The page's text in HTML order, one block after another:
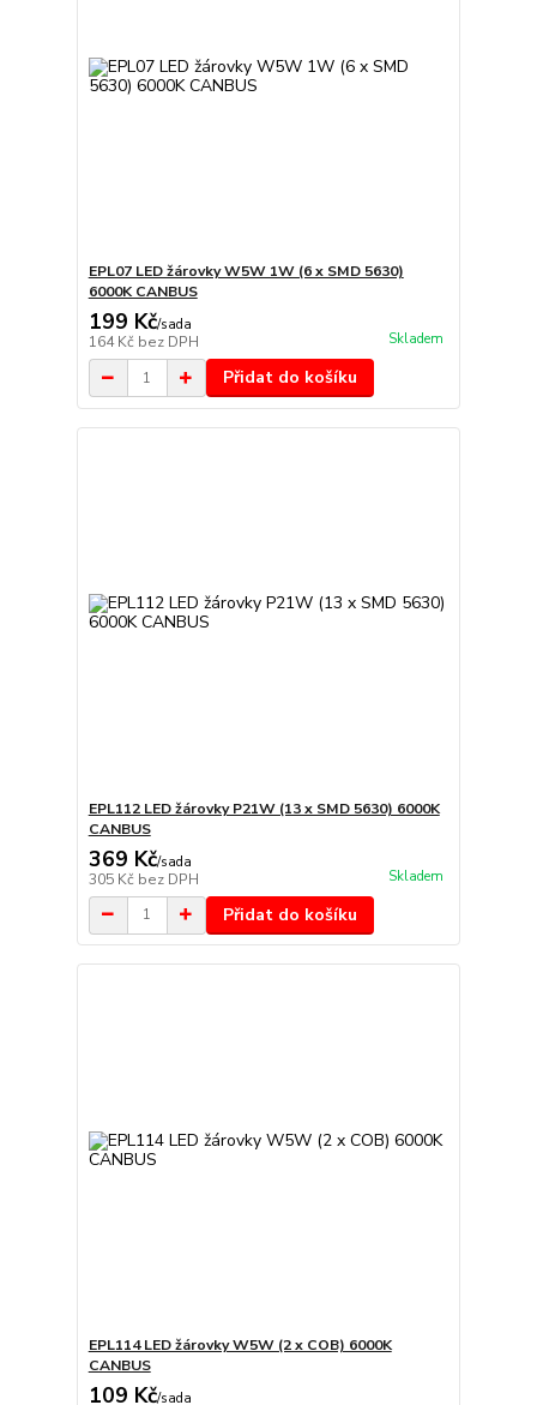
EPL07 LED žárovky W5W 1W (6 x SMD 5630)
6000K CANBUS
199 Kč/sada
164 Kč bez DPH Skladem
Přidat do košíku
EPL112 LED žárovky P21W (13 x SMD 5630) 6000K
CANBUS
369 Kč/sada
305 Kč bez DPH Skladem
Přidat do košíku
EPL114 LED žárovky W5W (2 x COB) 6000K
CANBUS
109 Kč/sada